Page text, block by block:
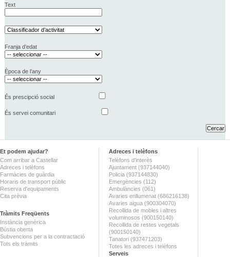
Text
Franja d’edat
Època de l’any
És prescipció social
És servei comunitari
Et podem ajudar?
Com arribar a Castellar
Adreces i telèfons
Farmàcies de guàrdia
Horaris de transport públic
Reserva d'equipaments
Cita prèvia
Tràmits Freqüents
Instància genèrica
Bústia oberta
Subvencions per a la contractació
Tots els tràmits
Adreces i telèfons
Telèfons d'interès
Ajuntament (937144040)
Policia (937144830)
Emergències (112)
Ambulàncies (061)
Avaries enllumenat (686216138)
Avaries aigua (900304070)
Recollida de mobles i altres
voluminosos (900150140)
Recollida de restes vegetals
(900150140)
Tanatori (937471203)
Totes les adreces i telèfons
Serveis